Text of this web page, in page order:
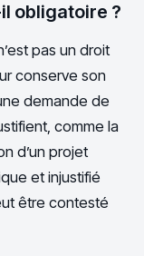
obligatoire ?
pas un droit
conserve son
demande de
comme la
d’un projet
et injustifié
être contesté